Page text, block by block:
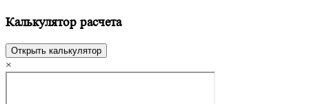
Калькулятор расчета
Открыть калькулятор
×